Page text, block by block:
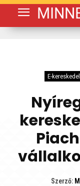
E-
Szerző: